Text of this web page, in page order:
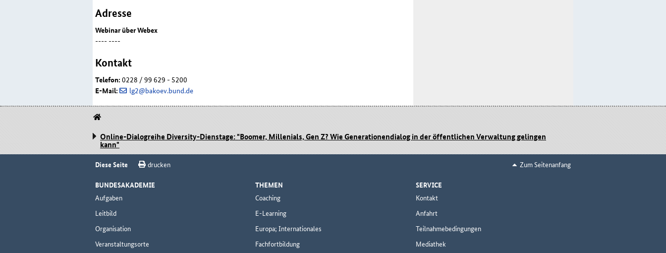
Adresse
Webinar über Webex
---- ----
Kontakt
Telefon: 0228 / 99 629 - 5200
E-Mail:
lg2@bakoev.bund.de
Online-Dialogreihe Diversity-Dienstage: "Boomer, Millenials, Gen Z? Wie Generationendialog in der öffentlichen Verwaltung gelingen
kann"
Diese Seite drucken Zum Seitenanfang
BUNDESAKADEMIE
Aufgaben
Leitbild
Organisation
Veranstaltungsorte
THEMEN
Coaching
E-Learning
Europa; Internationales
Fachfortbildung
SERVICE
Kontakt
Anfahrt
Teilnahmebedingungen
Mediathek